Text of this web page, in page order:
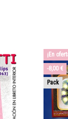
¡En
-8,00 €
Pack